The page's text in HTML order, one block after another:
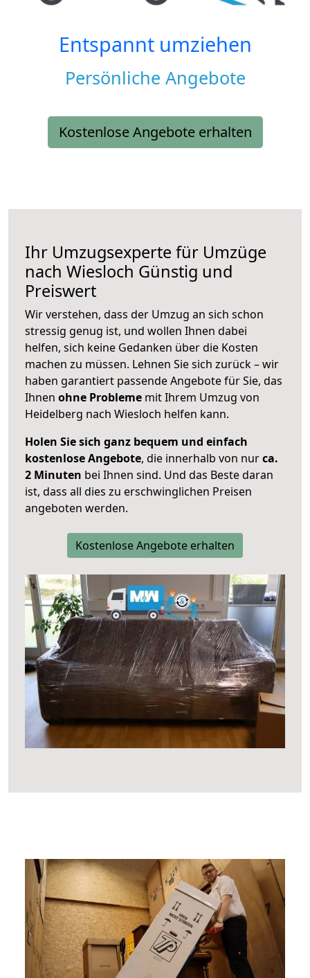
Entspannt umziehen
Persönliche Angebote
Kostenlose Angebote erhalten
Ihr Umzugsexperte für Umzüge
nach Wiesloch Günstig und
Preiswert
Wir verstehen, dass der Umzug an sich schon
stressig genug ist, und wollen Ihnen dabei
helfen, sich keine Gedanken über die Kosten
machen zu müssen. Lehnen Sie sich zurück – wir
haben garantiert passende Angebote für Sie, das
Ihnen ohne Probleme mit Ihrem Umzug von
Heidelberg nach Wiesloch helfen kann.
Holen Sie sich ganz bequem und einfach
kostenlose Angebote, die innerhalb von nurca.
2 Minuten bei Ihnen sind. Und das Beste daran
ist, dass all dies zu erschwinglichen Preisen
angeboten werden.
Kostenlose Angebote erhalten